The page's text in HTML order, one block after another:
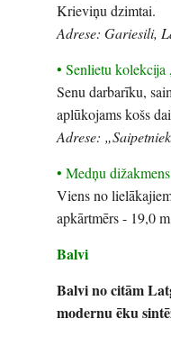
Krieviņu dzimtai.
Adrese: Gariesili,
• Senlietu kolekcija
Senu darbarīku,
aplūkojams košs
Adrese:
• Medņu dižakmens
Viens no
apkārtmērs - 19,0
Balvi
Balvi no citām
modernu ēku